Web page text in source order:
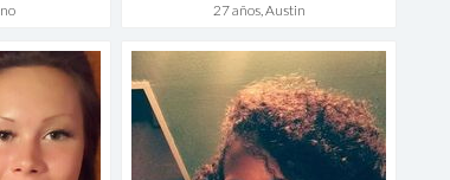
27 años, Austin